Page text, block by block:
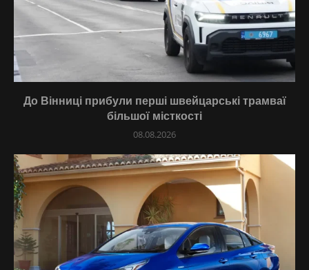
До Вінниці прибули перші швейцарські трамваї
більшої місткості
08.08.2026